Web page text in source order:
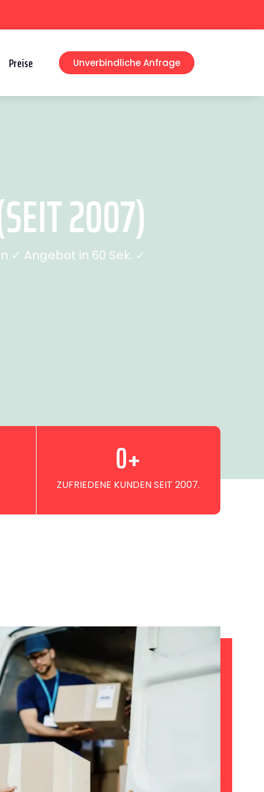
Preise Unverbindliche Anfrage
2007)
✓ Angebot in 60 Sek. ✓
ZUFRIEDENE KUNDEN SEIT 2007.
0+